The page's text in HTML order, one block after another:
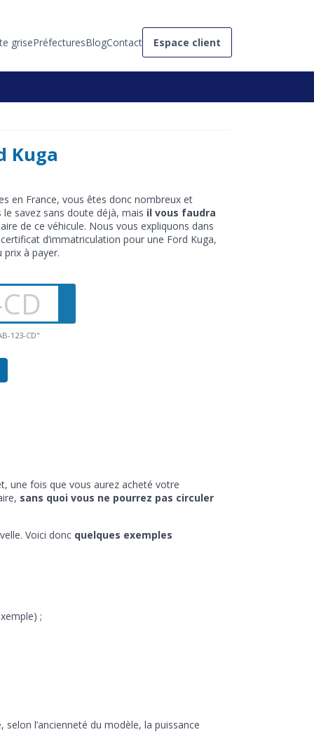
grisePréfecturesBlogContact Espace client
Kuga
en France, vous êtes donc nombreux et
le savez sans doute déjà, mais il vous faudra
de ce véhicule. Nous vous expliquons dans
d’immatriculation pour une Ford Kuga,
prix à payer.
123-CD"
une fois que vous aurez acheté votre
sans quoi vous ne pourrez pas circuler
Voici donc quelques exemples
;
l’ancienneté du modèle, la puissance